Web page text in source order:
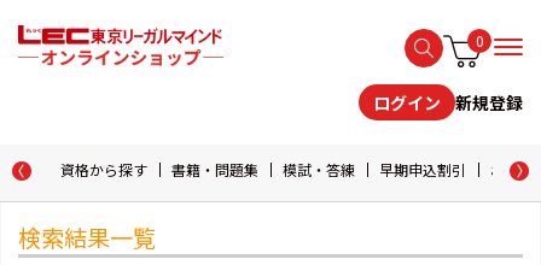
0
ログイン 新規登録
資格から探す 書籍・問題集 模試・答練 早期申込割引 おため
検索結果一覧